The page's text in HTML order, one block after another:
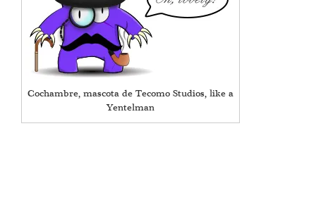
Cochambre, mascota de Tecomo Studios, like a
Yentelman